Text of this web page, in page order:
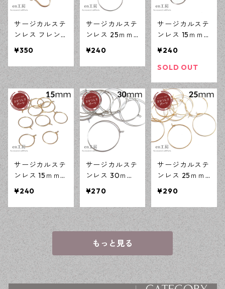
サージカルステ
ンレス フレン
ス ゴールド 10
ピース アレル
ギー対応 ピア
ス ハンドメイ
ド資材 【en工
房】
¥350
サージカルステ
ンレス 25ｍｍ
シルバー 20ピ
ース SUS316L
アレルギー対応
ピアス ハンド
メイド資材 【e
n工房】
¥240
サージカルステ
ンレス 15ｍｍ
シルバー 20ピ
ース SUS316L
ピアス ハンド
メイド資材 【e
n工房】
¥240
SOLD OUT
サージカルステ
ンレス 15ｍｍ
ゴールド 10ピ
ース SUS316L
アレルギー対応
ピアス ハンド
メイド資材 【e
n工房】
¥240
サージカルステ
ンレス 30ｍｍ
シルバー 20ピ
ース SUS316L
アレルギー対応
ピアス ハンド
メイド資材 【e
n工房】
¥270
サージカルステ
ンレス 25ｍｍ
ゴールド 10ピ
ース SUS316L
アレルギー対応
ピアス ハンド
メイド資材 【e
n工房】
¥290
もっと見る